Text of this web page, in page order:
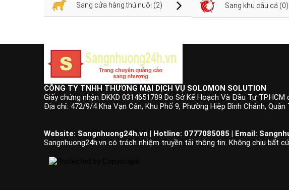
Sang cửa hàng thú nuôi (2) Sang khu câu cá (0)
CÔNG TY TNHH THƯƠNG MẠI DỊCH VỤ SOLOMON SOLUTION
Giấy chứng nhận ĐKKD 0314651789 Do Sở Kế Hoạch Và Đầu Tư TP.HCM
Địa chỉ: 472/9/4 Kha Vạn Cân, Khu Phố 9, Phường Hiệp Bình Chánh, Quận
Website: Sangnhuong24h.vn | Hotline: 0777085085 | Email:
Sangnhuong24h.vn có trách nhiệm truyền tải thông tin. Không chịu bất